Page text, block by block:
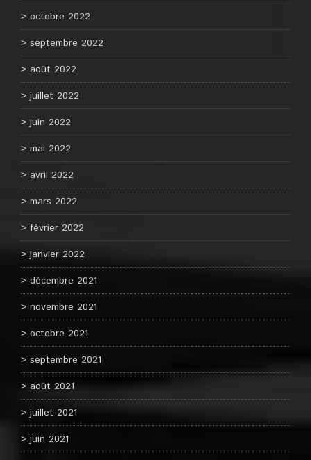
octobre 2022
septembre 2022
août 2022
juillet 2022
juin 2022
mai 2022
avril 2022
mars 2022
février 2022
janvier 2022
décembre 2021
novembre 2021
octobre 2021
septembre 2021
août 2021
juillet 2021
juin 2021